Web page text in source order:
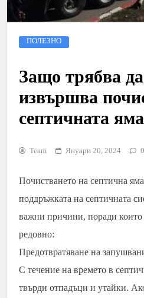
ПОЛЕЗНО
Защо трябва
извършва
септичната
Team Януари 20, 2024 0
Почистването на септична
поддръжката на септичната
важни причини, поради които
редовно:
Предотвратяване на
С течение на времето в
твърди отпадъци и утайки.